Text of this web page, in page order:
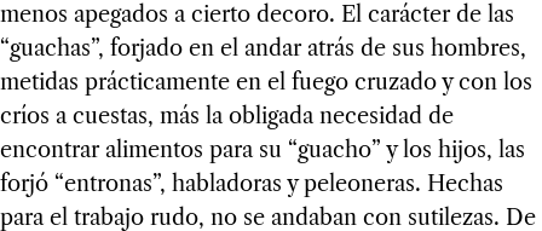
menos apegados a cierto decoro. El carácter de las
“guachas”, forjado en el andar atrás de sus hombres,
metidas prácticamente en el fuego cruzado y con los
críos a cuestas, más la obligada necesidad de
encontrar alimentos para su “guacho” y los hijos, las
forjó “entronas”, habladoras y peleoneras. Hechas
para el trabajo rudo, no se andaban con sutilezas. De